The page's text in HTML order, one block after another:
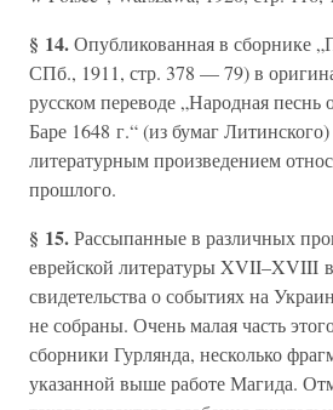
§ 14.Опубликованная в сборнике
СПб., 1911, стр. 378 — 79) в
русском переводе „Народная песнь
Баре 1648 г.“ (из бумаг
литературным произведением
прошлого.
§ 15.Рассыпанные в различных
еврейской литературы XVII–XVIII
свидетельства о событиях на
не собраны. Очень малая часть
сборники Гурлянда, несколько
указанной выше работе Магида.